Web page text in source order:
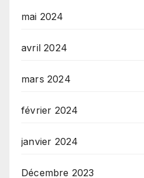
mai 2024
avril 2024
mars 2024
février 2024
janvier 2024
Décembre 2023